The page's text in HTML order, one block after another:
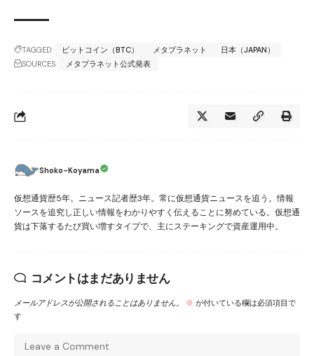
TAGGED: ビットコイン（BTC） メタプラネット
日本（JAPAN）
SOURCES:
メタプラネット公式発表
Shoko-Koyama
仮想通貨歴5年。ニュース記者歴3年。常に仮想通貨ニュースを追う。情報
ソースを追究し正しい情報をわかりやすく伝えることに努めている。仮想通
貨は下落するたび買い増すタイプで、主にステーキングで資産運用中。
コメントはまだありません
メールアドレスが公開されることはありません。 ※ が付いている欄は必須項目で
す